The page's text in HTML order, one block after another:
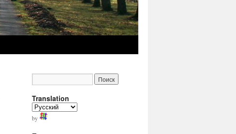
Translation
by